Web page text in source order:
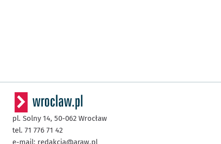
pl. Solny 14, 50-062 Wrocław
tel. 71 776 71 42
e-mail: redakcja@araw.pl